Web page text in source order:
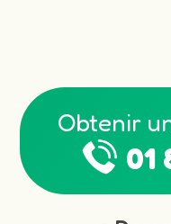
Obtenir
01